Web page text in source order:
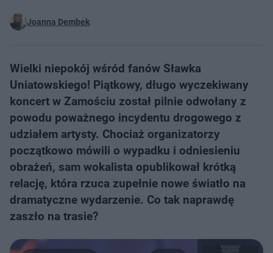
Joanna Dembek
Wielki niepokój wśród fanów Sławka
Uniatowskiego! Piątkowy, długo wyczekiwany
koncert w Zamościu został pilnie odwołany z
powodu poważnego incydentu drogowego z
udziałem artysty. Chociaż organizatorzy
początkowo mówili o wypadku i odniesieniu
obrażeń, sam wokalista opublikował krótką
relację, która rzuca zupełnie nowe światło na
dramatyczne wydarzenie. Co tak naprawdę
zaszło na trasie?